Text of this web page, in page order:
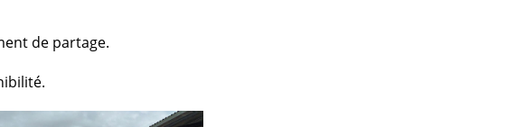
de partage.